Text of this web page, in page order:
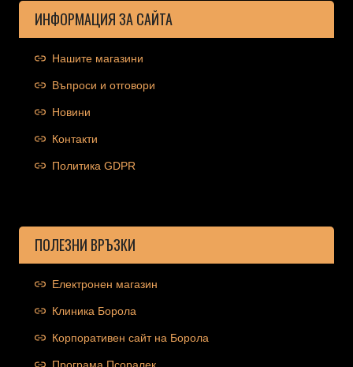
ИНФОРМАЦИЯ ЗА САЙТА
Нашите магазини
Въпроси и отговори
Новини
Контакти
Политика GDPR
ПОЛЕЗНИ ВРЪЗКИ
Електронен магазин
Клиника Борола
Корпоративен сайт на Борола